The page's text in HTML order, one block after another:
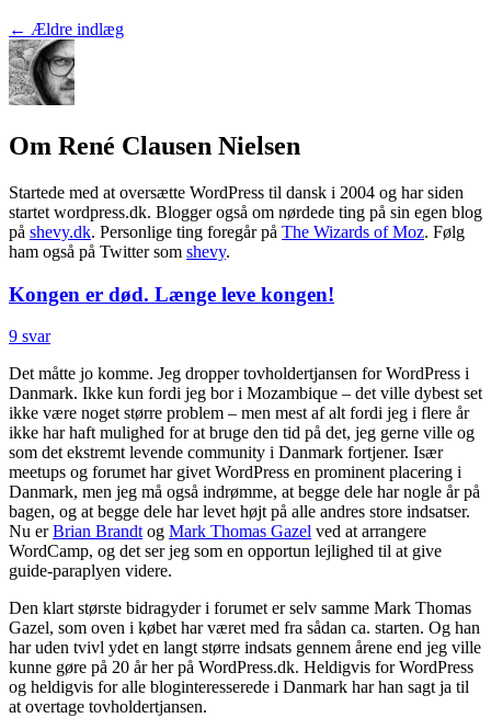
← Ældre indlæg
Om René Clausen Nielsen
Startede med at oversætte WordPress til dansk i 2004 og har siden
startet wordpress.dk. Blogger også om nørdede ting på sin egen blog
på shevy.dk. Personlige ting foregår på The Wizards of Moz. Følg
ham også på Twitter som shevy.
Kongen er død. Længe leve kongen!
9 svar
Det måtte jo komme. Jeg dropper tovholdertjansen for WordPress i
Danmark. Ikke kun fordi jeg bor i Mozambique – det ville dybest set
ikke være noget større problem – men mest af alt fordi jeg i flere år
ikke har haft mulighed for at bruge den tid på det, jeg gerne ville og
som det ekstremt levende community i Danmark fortjener. Især
meetups og forumet har givet WordPress en prominent placering i
Danmark, men jeg må også indrømme, at begge dele har nogle år på
bagen, og at begge dele har levet højt på alle andres store indsatser.
Nu erBrian Brandt og Mark Thomas Gazel ved at arrangere
WordCamp, og det ser jeg som en opportun lejlighed til at give
guide-paraplyen videre.
Den klart største bidragyder i forumet er selv samme Mark Thomas
Gazel, som oven i købet har været med fra sådan ca. starten. Og han
har uden tvivl ydet en langt større indsats gennem årene end jeg ville
kunne gøre på 20 år her på WordPress.dk. Heldigvis for WordPress
og heldigvis for alle bloginteresserede i Danmark har han sagt ja til
at overtage tovholdertjansen.